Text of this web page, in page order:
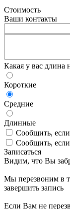
Стоимость
Ваши контакты
Какая у вас длина
Короткие
Средние
Длинные
Сообщить,
Сообщить,
Записаться
Видим, что Вы
Мы перезвоним в
завершить запись
Если Вам не